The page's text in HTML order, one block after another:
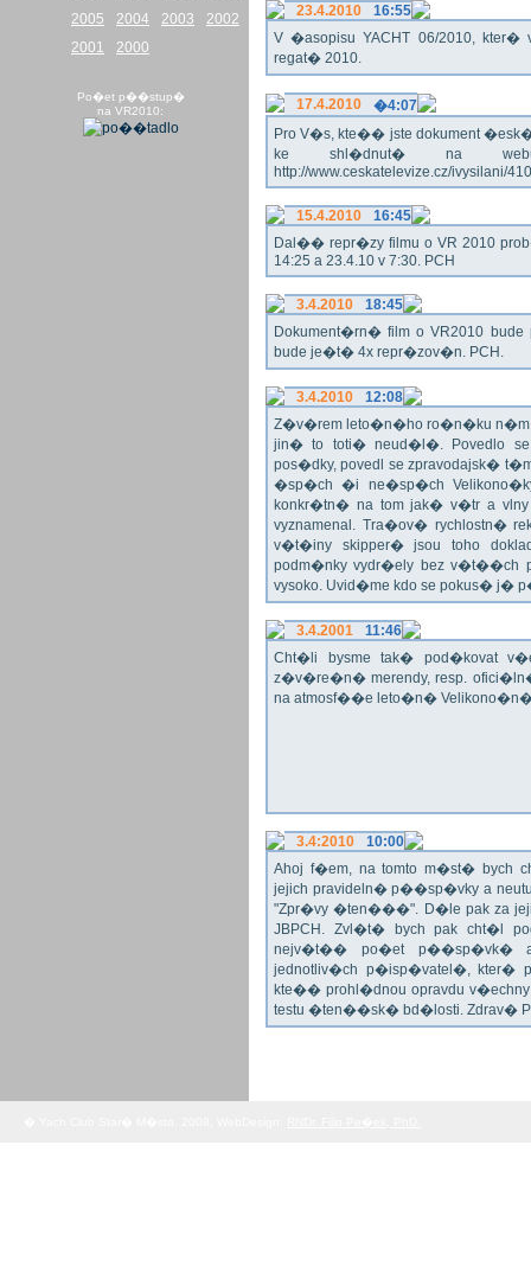
2005
2004 2003
2002
2001
2000
Po�et p��stup�
na VR2010:
23.4.2010
16:55
V �asopisu YACHT 06/2010,
regat� 2010.
17.4.2010
�4:07
Pro V�s, kte�� jste dokument
ke shl�dnut� na
http://www.ceskatelevize.cz/ivysilani/
15.4.2010
16:45
Dal�� repr�zy filmu o VR 2010
14:25 a 23.4.10 v 7:30. PCH
3.4.2010
18:45
Dokument�rn� film o VR2010
bude je�t� 4x repr�zov�n. PCH.
3.4.2010
12:08
Z�v�rem leto�n�ho ro�n�ku n�m
jin� to toti� neud�l�. Povedlo
pos�dky, povedl se zpravodajsk�
�sp�ch �i ne�sp�ch
konkr�tn� na tom jak� v�tr a
vyznamenal. Tra�ov� rychlostn�
v�t�iny skipper� jsou toho
podm�nky vydr�ely bez v�t��ch
vysoko. Uvid�me kdo se pokus� j�
3.4.2001
11:46
Cht�li bysme tak� pod�kovat
z�v�re�n� merendy, resp.
na atmosf��e leto�n� Velikono�n�
3.4:2010
10:00
Ahoj f�em, na tomto m�st� bych
jejich pravideln� p��sp�vky a
"Zpr�vy �ten���". D�le pak za
JBPCH. Zvl�t� bych pak cht�l
nejv�t�� po�et p��sp�vk�
jednotliv�ch p�isp�vatel�, kter�
kte�� prohl�dnou opravdu
testu �ten��sk� bd�losti. Zdrav�